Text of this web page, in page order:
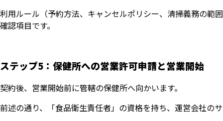
利用ルール（予約方法、キャンセルポリシー、清掃義務の範
確認項目です。
ステップ5：保健所への営業許可申請と営業開始
契約後、営業開始前に管轄の保健所へ向かいます。
前述の通り、「食品衛生責任者」の資格を持ち、運営会社の